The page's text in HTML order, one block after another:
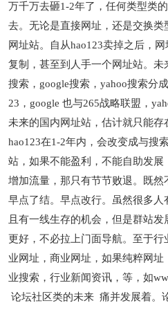
万千万去砸1-2年了，任何类型类
去。无论是直接网址，还是交换
网址站。自从hao123卖掉之后，
复制，甚至到人手一个网址站。未
搜索，google搜索，yahoo搜索分
23，google 也与265战略联盟，
未来的国内网址站，估计就只能存
hao123在1-2年内，会改变成与搜
站，如果不能盈利，不能自助发展
增加流量，那只有节节败退。既
早点了结。早点改行。虽然很多
且有一线生存的机会，但是群站
更好，不必拉上门面导航。至于
业网址，商业网址，如果纯粹网
业搜索，行业新闻资讯，等，如
论坛社区类的未来 痛并发展着。